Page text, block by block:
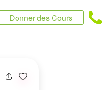
Donner des Cours